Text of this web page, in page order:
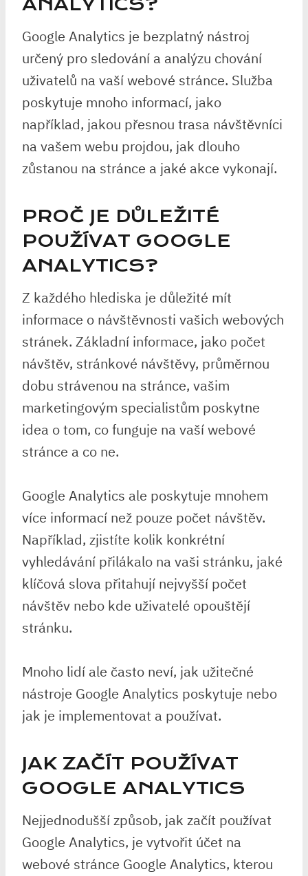
ANALYTICS?
Google Analytics je bezplatný nástroj
určený pro sledování a analýzu chování
uživatelů na vaší webové stránce. Služba
poskytuje mnoho informací, jako
například, jakou přesnou trasa návštěvníci
na vašem webu projdou, jak dlouho
zůstanou na stránce a jaké akce vykonají.
PROČ JE DŮLEŽITÉ
POUŽÍVAT GOOGLE
ANALYTICS?
Z každého hlediska je důležité mít
informace o návštěvnosti vašich webových
stránek. Základní informace, jako počet
návštěv, stránkové návštěvy, průměrnou
dobu strávenou na stránce, vašim
marketingovým specialistům poskytne
idea o tom, co funguje na vaší webové
stránce a co ne.
Google Analytics ale poskytuje mnohem
více informací než pouze počet návštěv.
Například, zjistíte kolik konkrétní
vyhledávání přilákalo na vaši stránku, jaké
klíčová slova přitahují nejvyšší počet
návštěv nebo kde uživatelé opouštějí
stránku.
Mnoho lidí ale často neví, jak užitečné
nástroje Google Analytics poskytuje nebo
jak je implementovat a používat.
JAK ZAČÍT POUŽÍVAT
GOOGLE ANALYTICS
Nejjednodušší způsob, jak začít používat
Google Analytics, je vytvořit účet na
webové stránce Google Analytics, kterou